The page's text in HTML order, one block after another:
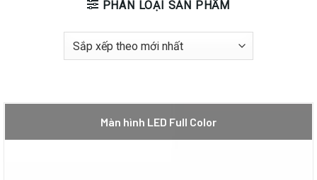
PHÂN LOẠI SẢN PHẨM
Màn hình LED Full Color